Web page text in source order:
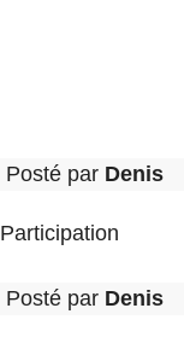
Posté par Denis
Participation
Posté par Denis